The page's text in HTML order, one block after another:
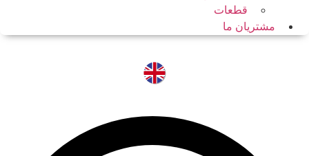
قطعات
مشتریان ما